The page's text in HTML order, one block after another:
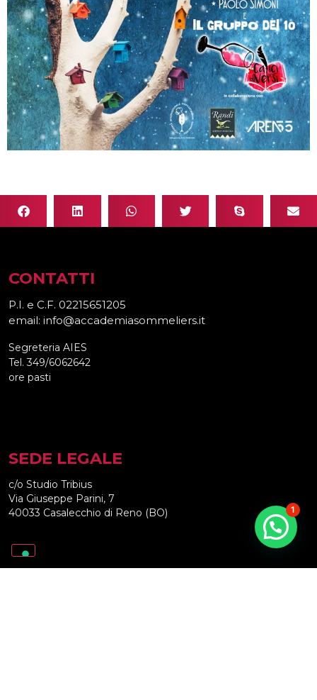
CONTATTI
P.I. e C.F. 02215651205
email: info@accademiasommeliers.it
Segreteria AIES
Tel. 349/6062642
ore pasti
SEDE LEGALE
c/o Studio Tribius
Via Giuseppe Parini, 7
40033 Casalecchio di Reno (BO)
1